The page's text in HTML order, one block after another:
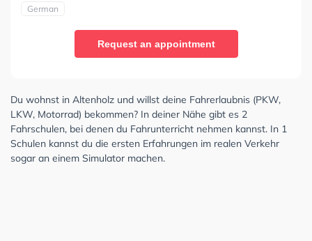
German
Request an appointment
Du wohnst in Altenholz und willst deine Fahrerlaubnis (PKW,
LKW, Motorrad) bekommen? In deiner Nähe gibt es 2
Fahrschulen, bei denen du Fahrunterricht nehmen kannst. In 1
Schulen kannst du die ersten Erfahrungen im realen Verkehr
sogar an einem Simulator machen.